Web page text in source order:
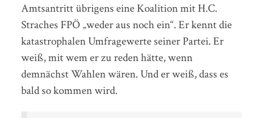
Amtsantritt übrigens eine Koalition mit H.C.
Straches FPÖ „weder aus noch ein“. Er kennt die
katastrophalen Umfragewerte seiner Partei. Er
weiß, mit wem er zu reden hätte, wenn
demnächst Wahlen wären. Und er weiß, dass es
bald so kommen wird.